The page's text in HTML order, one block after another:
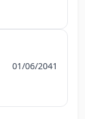
01/06/2041